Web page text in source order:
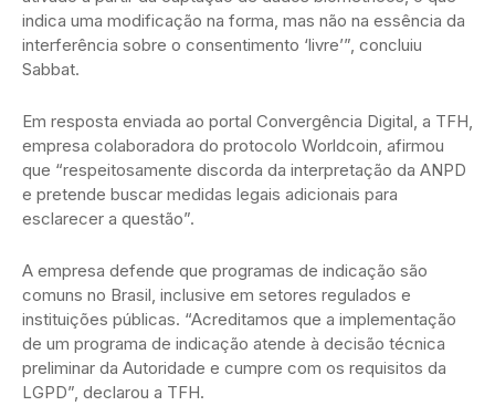
indica uma modificação na forma, mas não na essência da
interferência sobre o consentimento ‘livre’”, concluiu
Sabbat.
Em resposta enviada ao portal Convergência Digital, a TFH,
empresa colaboradora do protocolo Worldcoin, afirmou
que “respeitosamente discorda da interpretação da ANPD
e pretende buscar medidas legais adicionais para
esclarecer a questão”.
A empresa defende que programas de indicação são
comuns no Brasil, inclusive em setores regulados e
instituições públicas. “Acreditamos que a implementação
de um programa de indicação atende à decisão técnica
preliminar da Autoridade e cumpre com os requisitos da
LGPD”, declarou a TFH.